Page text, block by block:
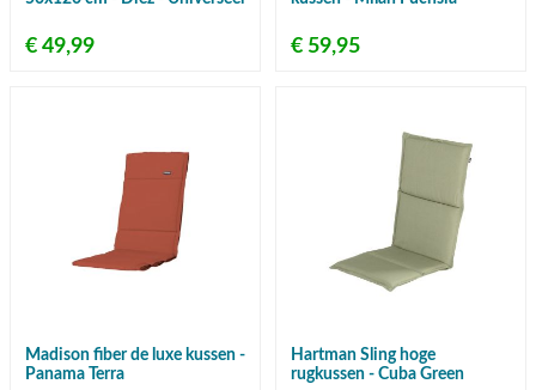
€ 49,99 € 59,95
Madison fiber de luxe kussen -
Panama Terra
Hartman Sling hoge
rugkussen - Cuba Green